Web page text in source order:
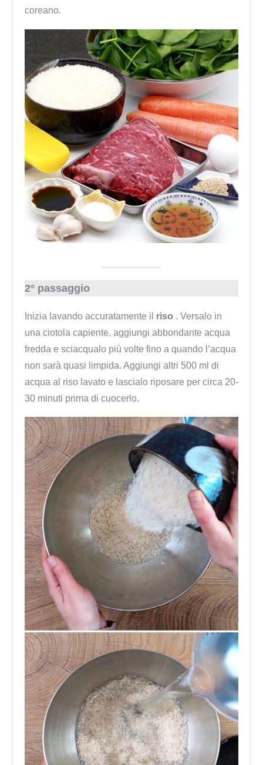
coreano.
2° passaggio
Inizia lavando accuratamente il riso . Versalo in
una ciotola capiente, aggiungi abbondante acqua
fredda e sciacqualo più volte fino a quando l’acqua
non sarà quasi limpida. Aggiungi altri 500 ml di
acqua al riso lavato e lascialo riposare per circa 20-
30 minuti prima di cuocerlo.